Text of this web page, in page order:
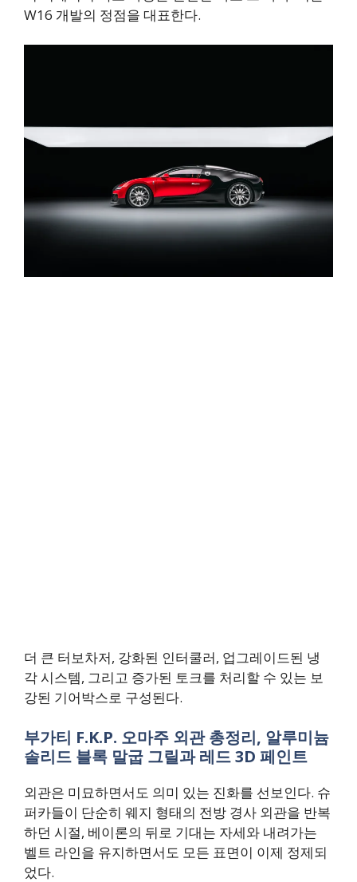
W16 개발의 정점을 대표한다.
더 큰 터보차저, 강화된 인터쿨러, 업그레이드된 냉
각 시스템, 그리고 증가된 토크를 처리할 수 있는 보
강된 기어박스로 구성된다.
부가티 F.K.P. 오마주 외관 총정리, 알루미늄
솔리드 블록 말굽 그릴과 레드 3D 페인트
외관은 미묘하면서도 의미 있는 진화를 선보인다. 슈
퍼카들이 단순히 웨지 형태의 전방 경사 외관을 반복
하던 시절, 베이론의 뒤로 기대는 자세와 내려가는
벨트 라인을 유지하면서도 모든 표면이 이제 정제되
었다.